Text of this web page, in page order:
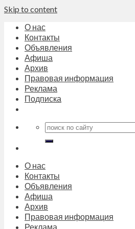
Skip to content
О нас
Контакты
Объявления
Афиша
Архив
Правовая информация
Реклама
Подписка
О нас
Контакты
Объявления
Афиша
Архив
Правовая информация
Реклама